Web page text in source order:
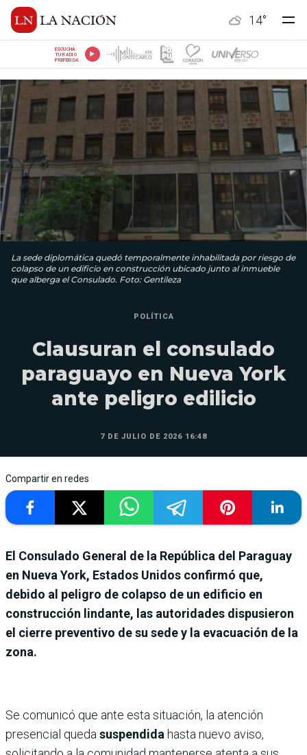
14°
ESCUCHÁ
TU RADIO
PREFERIDA
La sede diplomática quedó temporalmente inhabilitada por riesgo de
colapso de un edificio en construcción ubicado junto al inmueble
que alberga el Consulado. Foto: Gentileza
POLÍTICA
Clausuran el consulado
paraguayo en Nueva York
ante peligro edilicio
7 DE JULIO DE 2026 16:48
Compartir en redes
El Consulado General de la República del Paraguay
en Nueva York, Estados Unidos confirmó que,
debido al peligro de colapso de un edificio en
construcción lindante, las autoridades dispusieron
el cierre preventivo de su sede y la evacuación de la
zona.
Se comunicó que ante esta situación, la atención
presencial queda suspendida hasta nuevo aviso,